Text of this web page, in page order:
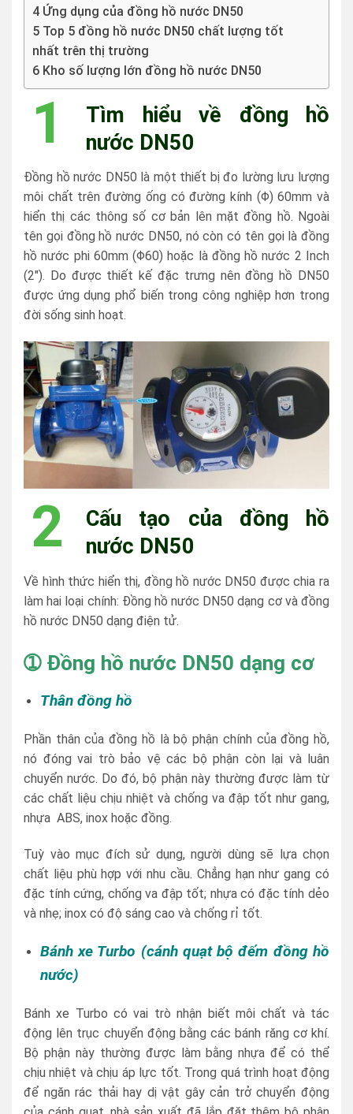
4 Ứng dụng của đồng hồ nước DN50
5 Top 5 đồng hồ nước DN50 chất lượng tốt
nhất trên thị trường
6 Kho số lượng lớn đồng hồ nước DN50
1
Tìm hiểu về đồng hồ
nước DN50
Đồng hồ nước DN50 là một thiết bị đo lường lưu lượng
môi chất trên đường ống có đường kính (Φ) 60mm và
hiển thị các thông số cơ bản lên mặt đồng hồ. Ngoài
tên gọi đồng hồ nước DN50, nó còn có tên gọi là đồng
hồ nước phi 60mm (Φ60) hoặc là đồng hồ nước 2 Inch
(2″). Do được thiết kế đặc trưng nên đồng hồ DN50
được ứng dụng phổ biến trong công nghiệp hơn trong
đời sống sinh hoạt.
2
Cấu tạo của đồng hồ
nước DN50
Về hình thức hiển thị, đồng hồ nước DN50 được chia ra
làm hai loại chính: Đồng hồ nước DN50 dạng cơ và đồng
hồ nước DN50 dạng điện tử.
➀ Đồng hồ nước DN50 dạng cơ
Thân đồng hồ
Phần thân của đồng hồ là bộ phận chính của đồng hồ,
nó đóng vai trò bảo vệ các bộ phận còn lại và luân
chuyển nước. Do đó, bộ phận này thường được làm từ
các chất liệu chịu nhiệt và chống va đập tốt như gang,
nhựa ABS, inox hoặc đồng.
Tuỳ vào mục đích sử dụng, người dùng sẽ lựa chọn
chất liệu phù hợp với nhu cầu. Chẳng hạn như gang có
đặc tính cứng, chống va đập tốt; nhựa có đặc tính dẻo
và nhẹ; inox có độ sáng cao và chống rỉ tốt.
Bánh xe Turbo (cánh quạt bộ đếm đồng hồ
nước)
Bánh xe Turbo có vai trò nhận biết môi chất và tác
động lên trục chuyển động bằng các bánh răng cơ khí.
Bộ phận này thường được làm bằng nhựa để có thể
chịu nhiệt và chịu áp lực tốt. Trong quá trình hoạt động
để ngăn rác thải hay dị vật gây cản trở chuyển động